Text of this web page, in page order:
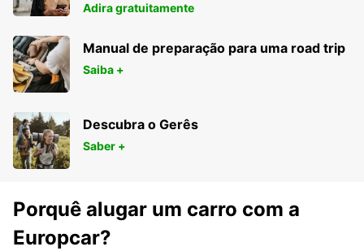
Adira gratuitamente
Manual de preparação para uma road trip
Saiba +
Descubra o Gerês
Saber +
Porquê alugar um carro com a
Europcar?